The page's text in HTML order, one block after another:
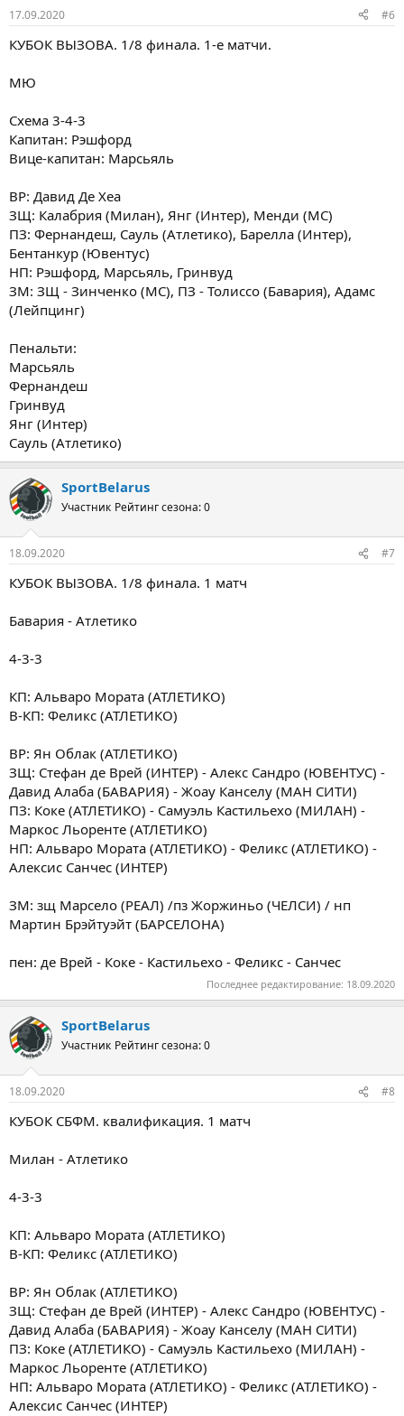
17.09.2020 #6
КУБОК ВЫЗОВА. 1/8 финала. 1-е матчи.
МЮ
Схема 3-4-3
Капитан: Рэшфорд
Вице-капитан: Марсьяль
ВР: Давид Де Хеа
ЗЩ: Калабрия (Милан), Янг (Интер), Менди (МС)
ПЗ: Фернандеш, Сауль (Атлетико), Барелла (Интер),
Бентанкур (Ювентус)
НП: Рэшфорд, Марсьяль, Гринвуд
ЗМ: ЗЩ - Зинченко (МС), ПЗ - Толиссо (Бавария), Адамс
(Лейпцинг)
Пенальти:
Марсьяль
Фернандеш
Гринвуд
Янг (Интер)
Сауль (Атлетико)
SportBelarus
Участник Рейтинг сезона: 0
18.09.2020 #7
КУБОК ВЫЗОВА. 1/8 финала. 1 матч
Бавария - Атлетико
4-3-3
КП: Альваро Мората (АТЛЕТИКО)
В-КП: Феликс (АТЛЕТИКО)
ВР: Ян Облак (АТЛЕТИКО)
ЗЩ: Стефан де Врей (ИНТЕР) - Алекс Сандро (ЮВЕНТУС) -
Давид Алаба (БАВАРИЯ) - Жоау Канселу (МАН СИТИ)
ПЗ: Коке (АТЛЕТИКО) - Самуэль Кастильехо (МИЛАН) -
Маркос Льоренте (АТЛЕТИКО)
НП: Альваро Мората (АТЛЕТИКО) - Феликс (АТЛЕТИКО) -
Алексис Санчес (ИНТЕР)
ЗМ: зщ Марсело (РЕАЛ) /пз Жоржиньо (ЧЕЛСИ) / нп
Мартин Брэйтуэйт (БАРСЕЛОНА)
пен: де Врей - Коке - Кастильехо - Феликс - Санчес
Последнее редактирование: 18.09.2020
SportBelarus
Участник Рейтинг сезона: 0
18.09.2020 #8
КУБОК СБФМ. квалификация. 1 матч
Милан - Атлетико
4-3-3
КП: Альваро Мората (АТЛЕТИКО)
В-КП: Феликс (АТЛЕТИКО)
ВР: Ян Облак (АТЛЕТИКО)
ЗЩ: Стефан де Врей (ИНТЕР) - Алекс Сандро (ЮВЕНТУС) -
Давид Алаба (БАВАРИЯ) - Жоау Канселу (МАН СИТИ)
ПЗ: Коке (АТЛЕТИКО) - Самуэль Кастильехо (МИЛАН) -
Маркос Льоренте (АТЛЕТИКО)
НП: Альваро Мората (АТЛЕТИКО) - Феликс (АТЛЕТИКО) -
Алексис Санчес (ИНТЕР)